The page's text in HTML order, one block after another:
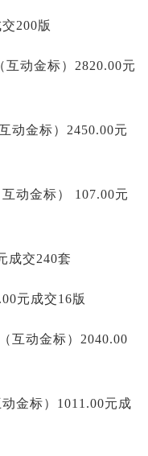
200版
互动金标）2820.00元
动金标）2450.00元
动金标）
107.00元
成交240套
元成交16版
互动金标）2040.00
金标）1011.00元成